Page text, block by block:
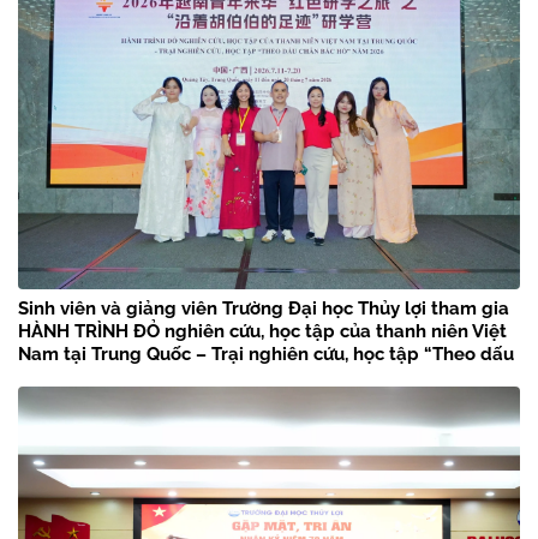
Sinh viên và giảng viên Trường Đại học Thủy lợi tham gia
HÀNH TRÌNH ĐỎ nghiên cứu, học tập của thanh niên Việt
Nam tại Trung Quốc – Trại nghiên cứu, học tập “Theo dấu